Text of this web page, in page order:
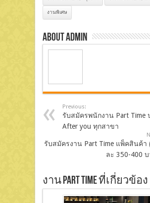
งานพิเศษ
About admin
Previous:
รับสมัครพนักงาน Part Time
After you ทุกสาขา
รับสมัครงาน Part Time แพ็คสินค้า
ละ 350-400
งาน Part Time ที่เกี่ยวข้อง